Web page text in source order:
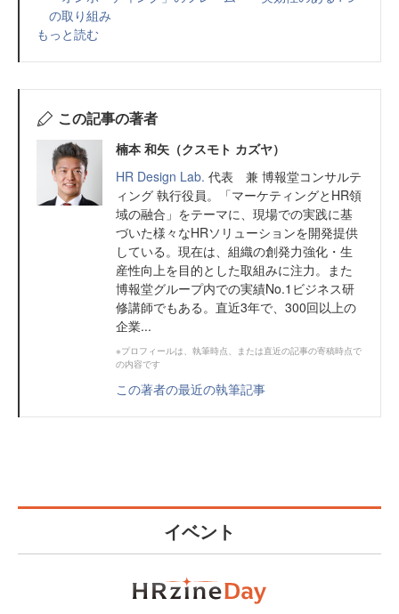
の取り組み
もっと読む
この記事の著者
楠本 和矢（クスモト カズヤ）
HR Design Lab. 代表 兼 博報堂コンサルテ
ィング 執行役員。「マーケティングとHR領
域の融合」をテーマに、現場での実践に基
づいた様々なHRソリューションを開発提供
している。現在は、組織の創発力強化・生
産性向上を目的とした取組みに注力。また
博報堂グループ内での実績No.1ビジネス研
修講師でもある。直近3年で、300回以上の
企業...
※プロフィールは、執筆時点、または直近の記事の寄稿時点で
の内容です
この著者の最近の執筆記事
イベント